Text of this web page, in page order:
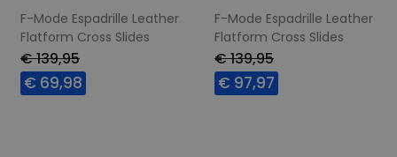
F-Mode Espadrille Leather
Flatform Cross Slides
black
€ 139,95
€ 69,98
F-Mode Espadrille Leather
Flatform Cross Slides
deep tan
€ 139,95
€ 97,97